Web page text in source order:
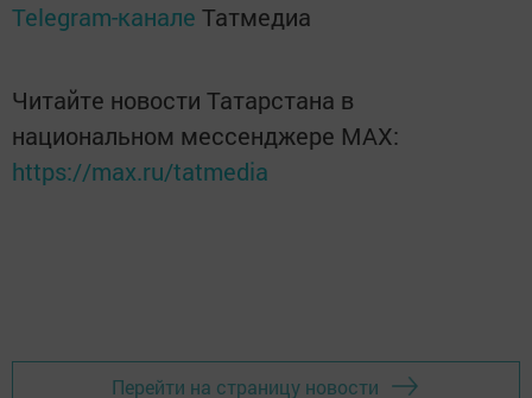
Telegram-канале Татмедиа
Читайте новости Татарстана в
национальном мессенджере MАХ:
https://max.ru/tatmedia
Перейти на страницу новости